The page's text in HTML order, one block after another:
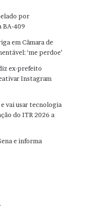
por
BA-409
em Câmara de
‘me perdoe’
ex-prefeito
Instagram
vai usar tecnologia
do ITR 2026 a
e informa